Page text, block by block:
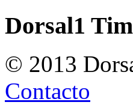
Dorsal1
© 2013
Contacto